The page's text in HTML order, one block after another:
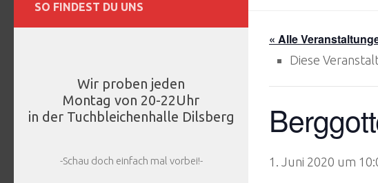
« Alle
Diese
1. Juni 2020 um
SO FINDEST DU UNS
Wir proben jeden
Montag von 20-22Uhr
in der Tuchbleichenhalle Dilsberg
-Schau doch einfach mal vorbei!-